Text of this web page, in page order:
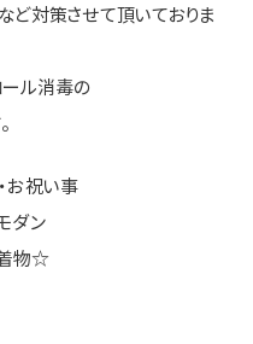
ど対策させて頂いておりま
ル消毒の
お祝い事
ダン
着物☆